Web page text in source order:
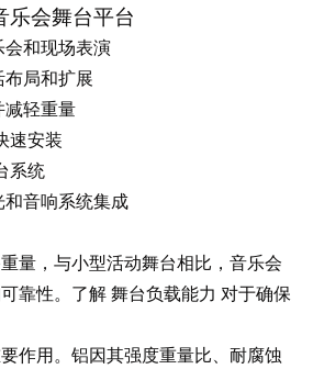
乐会舞台平台
会和现场表演
局和扩展
减轻重量
速安装
系统
音响系统集成
量，与小型活动舞台相比，音乐会
靠性。了解 舞台负载能力 对于确保
作用。铝因其强度重量比、耐腐蚀